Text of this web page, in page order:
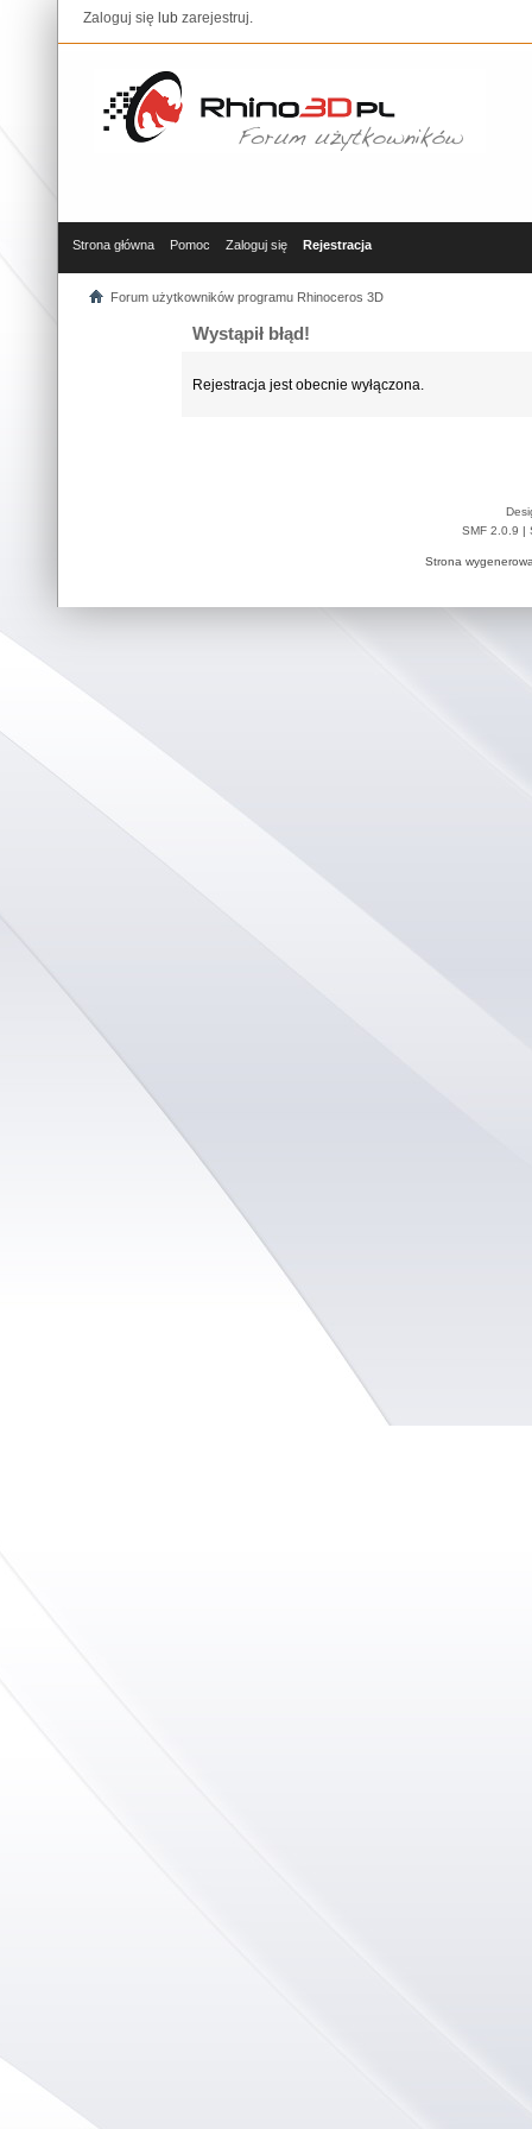
Zaloguj się lub zarejestruj.
Strona główna Pomoc Zaloguj się Rejestracja
Forum użytkowników programu Rhinoceros 3D
Wystąpił błąd!
Rejestracja jest obecnie wyłączona.
SMF 2.0.9
Strona